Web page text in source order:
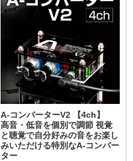
A-コンバーターV2 【4ch】
高音・低音を個別で調節 視覚
と聴覚で自分好みの音をお楽し
みいただける特別なA-コンバー
ター